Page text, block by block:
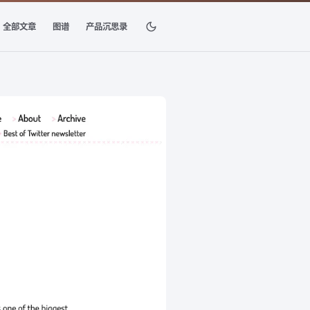
全部文章 图谱 产品沉思录